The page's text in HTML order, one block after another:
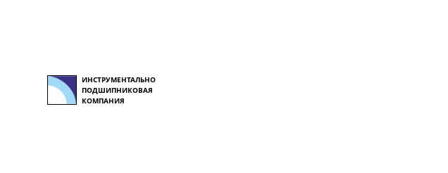
ИНСТРУМЕНТАЛЬНО
ПОДШИПНИКОВАЯ
КОМПАНИЯ